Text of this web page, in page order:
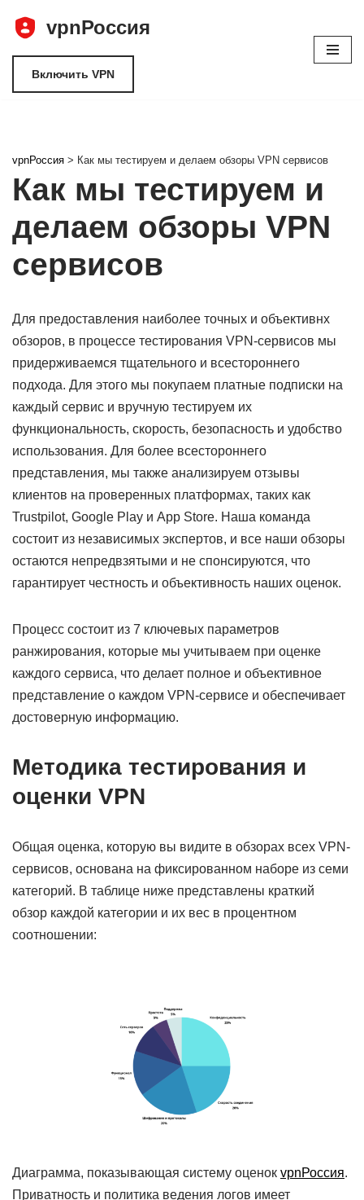
содержимому
vpnРоссия
Включить VPN
vpnРоссия > Как мы тестируем и делаем обзоры VPN сервисов
Как мы тестируем и
делаем обзоры VPN
сервисов
Для предоставления наиболее точных и объективнх
обзоров, в процессе тестирования VPN-сервисов мы
придерживаемся тщательного и всестороннего
подхода. Для этого мы покупаем платные подписки на
каждый сервис и вручную тестируем их
функциональность, скорость, безопасность и удобство
использования. Для более всестороннего
представления, мы также анализируем отзывы
клиентов на проверенных платформах, таких как
Trustpilot, Google Play и App Store. Наша команда
состоит из независимых экспертов, и все наши обзоры
остаются непредвзятыми и не спонсируются, что
гарантирует честность и объективность наших оценок.
Процесс состоит из 7 ключевых параметров
ранжирования, которые мы учитываем при оценке
каждого сервиса, что делает полное и объективное
представление о каждом VPN-сервисе и обеспечивает
достоверную информацию.
Методика тестирования и
оценки VPN
Общая оценка, которую вы видите в обзорах всех VPN-
сервисов, основана на фиксированном наборе из семи
категорий. В таблице ниже представлены краткий
обзор каждой категории и их вес в процентном
соотношении:
Диаграмма, показывающая систему оценок vpnРоссия.
Приватность и политика ведения логов имеет